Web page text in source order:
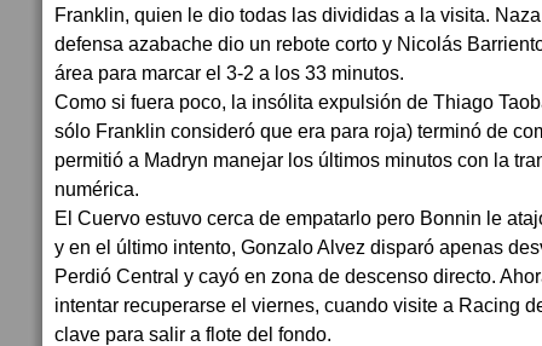
Franklin, quien le dio todas las divididas a la visita.
defensa azabache dio un rebote corto y Nicolás
área para marcar el 3-2 a los 33 minutos.
Como si fuera poco, la insólita expulsión de Thiago
sólo Franklin consideró que era para roja) terminó de
permitió a Madryn manejar los últimos minutos con la
numérica.
El Cuervo estuvo cerca de empatarlo pero Bonnin le
y en el último intento, Gonzalo Alvez disparó apenas
Perdió Central y cayó en zona de descenso directo.
intentar recuperarse el viernes, cuando visite a Racing
clave para salir a flote del fondo.